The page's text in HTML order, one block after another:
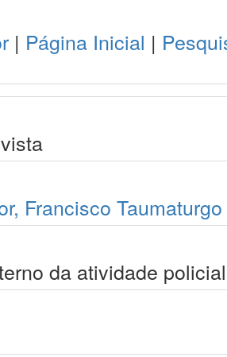
| Página Inicial |
Francisco
da atividade